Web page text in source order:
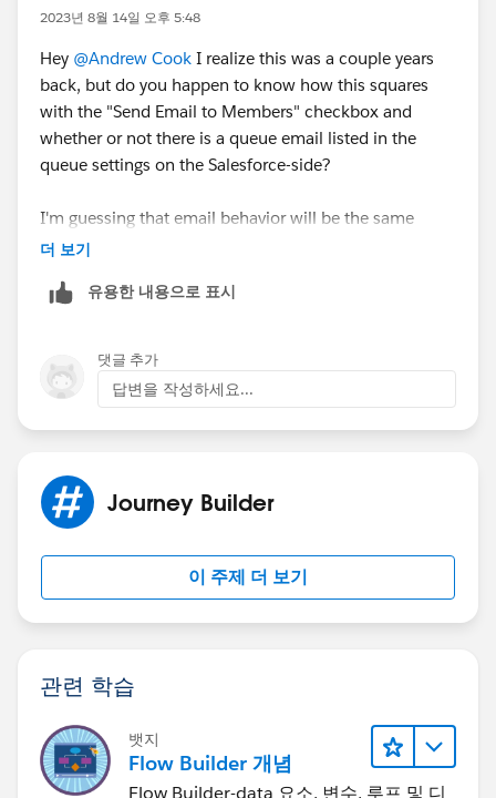
2023년 8월 14일 오후 5:48
Hey @Andrew Cook I realize this was a couple years
back, but do you happen to know how this squares
with the "Send Email to Members" checkbox and
whether or not there is a queue email listed in the
queue settings on the Salesforce-side?
I'm guessing that email behavior will be the same
whether we're talking about email alerts from SF or
the queue settings just determine whether it will go to
더 보기
유용한 내용으로 표시
댓글 추가
답변을 작성하세요...
Journey Builder
이 주제 더 보기
관련 학습
뱃지
Flow Builder 개념